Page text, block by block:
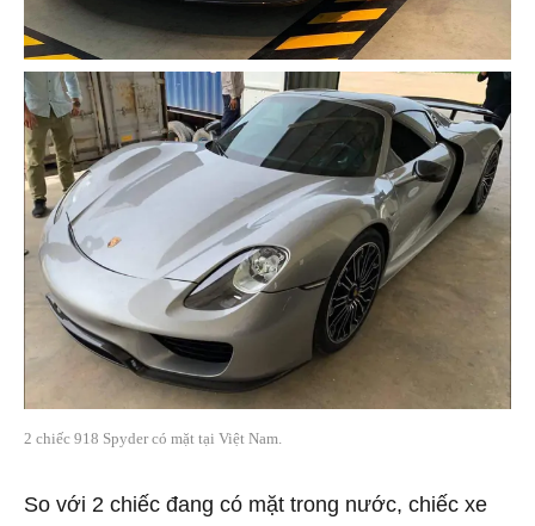
2 chiếc 918 Spyder có mặt tại Việt Nam.
So với 2 chiếc đang có mặt trong nước, chiếc xe